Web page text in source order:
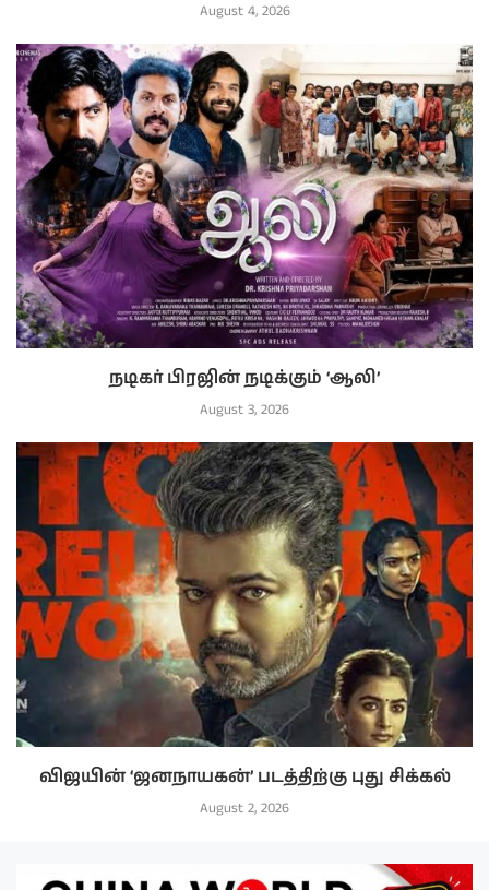
August 4, 2026
நடிகர் பிரஜின் நடிக்கும் ‘ஆலி’
August 3, 2026
விஜயின் ‘ஜனநாயகன்’ படத்திற்கு புது சிக்கல்
August 2, 2026